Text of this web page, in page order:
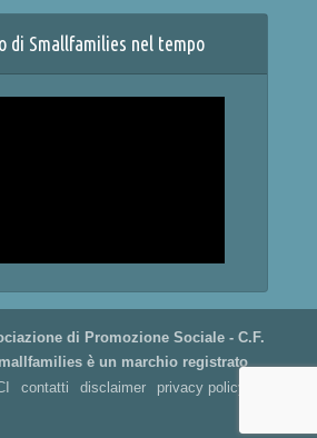
di Smallfamilies nel tempo
di Promozione Sociale - C.F.
è un marchio registrato
contatti disclaimer
privacy policy